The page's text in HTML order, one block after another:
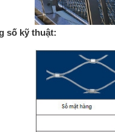
số kỹ thuật: